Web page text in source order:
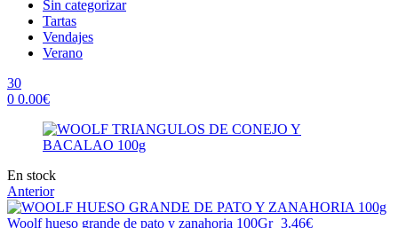
Sin categorizar
Tartas
Vendajes
Verano
30
0 0.00€
Availability:
En stock
Anterior
Woolf hueso grande de pato y zanahoria 100Gr 3.46€